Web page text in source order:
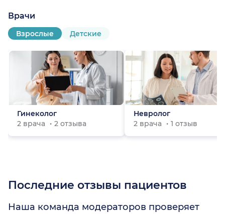
Врачи
Взрослые Детские
Гинеколог
2 врача
2 отзыва
Невролог
2 врача
1 отзыв
Последние отзывы пациентов
Наша команда модераторов проверяет